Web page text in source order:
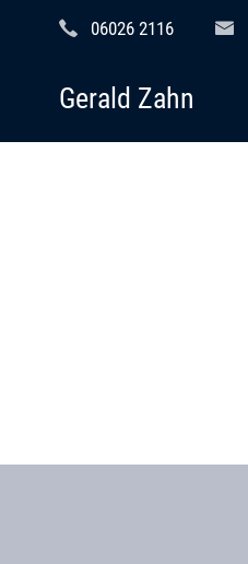
06026 2116
Gerald Zahn